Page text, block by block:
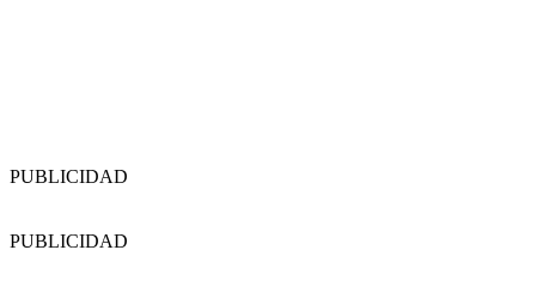
PUBLICIDAD
PUBLICIDAD